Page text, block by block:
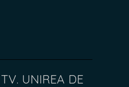
UNIREA DE